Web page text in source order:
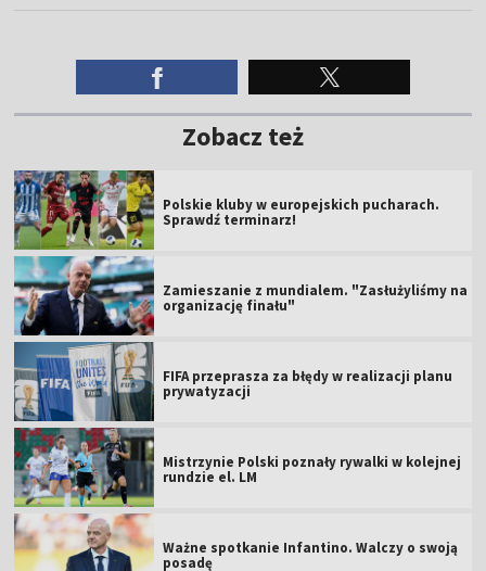
Zobacz też
Polskie kluby w europejskich pucharach.
Sprawdź terminarz!
Zamieszanie z mundialem. "Zasłużyliśmy na
organizację finału"
FIFA przeprasza za błędy w realizacji planu
prywatyzacji
Mistrzynie Polski poznały rywalki w kolejnej
rundzie el. LM
Ważne spotkanie Infantino. Walczy o swoją
posadę